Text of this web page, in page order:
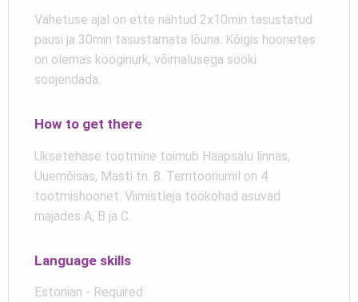
Vahetuse ajal on ette nähtud 2x10min tasustatud
pausi ja 30min tasustamata lõuna. Kõigis hoonetes
on olemas kööginurk, võimalusega sööki
soojendada.
How to get there
Uksetehase tootmine toimub Haapsalu linnas,
Uuemõisas, Masti tn. 8. Territooriumil on 4
tootmishoonet. Viimistleja töökohad asuvad
majades A, B ja C.
Language skills
Estonian - Required